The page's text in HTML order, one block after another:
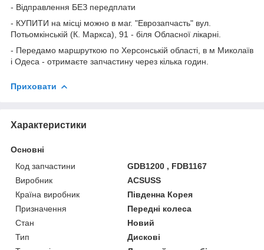
- Відправлення БЕЗ передплати
- КУПИТИ на місці можно в маг. "Еврозапчасть" вул.
Потьомкінській (К. Маркса), 91 - біля Обласної лікарні.
- Передамо маршруткою по Херсонській області, в м Миколаїв
і Одеса - отримаєте запчастину через кілька годин.
Приховати
Характеристики
Основні
Код запчастини
GDB1200 , FDB1167
Виробник
ACSUSS
Країна виробник
Південна Корея
Призначення
Передні колеса
Стан
Новий
Тип
Дискові